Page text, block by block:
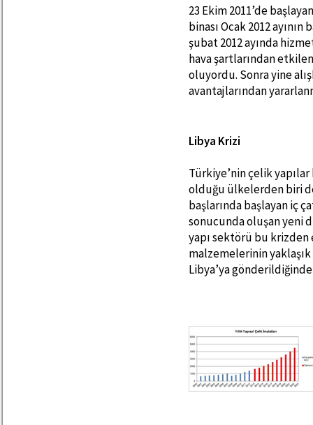
23 Ekim 2011’de
binası Ocak 2012
şubat 2012 ayında
hava şartlarından
oluyordu. Sonra yine
avantajlarından
Libya Krizi
Türkiye’nin çelik
olduğu ülkelerden biri
başlarında başlayan iç
sonucunda oluşan yeni
yapı sektörü bu
malzemelerinin
Libya’ya